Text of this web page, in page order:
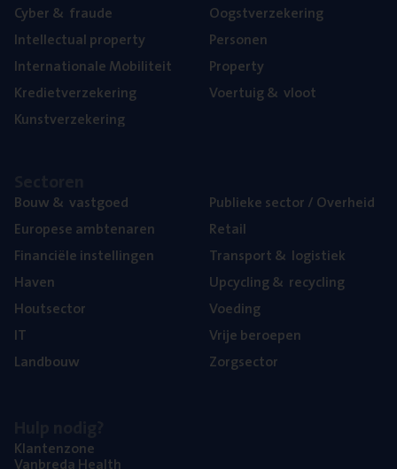
Cyber& fraude
Intel­lec­tu­al property
Inter­na­ti­o­na­le Mobiliteit
Kre­diet­ver­ze­ke­ring
Kunst­ver­ze­ke­ring
Oogst­ver­ze­ke­ring
Per­so­nen
Pro­per­ty
Voer­tuig& vloot
Bouw& vastgoed
Euro­pe­se ambtenaren
Finan­ci­ë­le instellingen
Haven
Hout­sec­tor
IT
Land­bouw
Publie­ke sec­tor / Overheid
Retail
Trans­port& logistiek
Upcy­cling& recycling
Voe­ding
Vrije beroe­pen
Zorg­sec­tor
Klan­ten­zo­ne
Van­b­re­da Health